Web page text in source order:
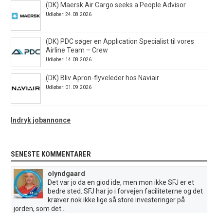
(DK) Maersk Air Cargo seeks a People Advisor
Udløber: 24.08.2026
(DK) PDC søger en Application Specialist til vores
Airline Team – Crew
Udløber: 14.08.2026
(DK) Bliv Apron-flyveleder hos Naviair
Udløber: 01.09.2026
Indryk jobannonce
SENESTE KOMMENTARER
olyndgaard
Det var jo da en giod ide, men mon ikke SFJ er et
bedre sted..SFJ har jo i forvejen faciliteterne og det
kræver nok ikke lige så store investeringer på
jorden, som det...